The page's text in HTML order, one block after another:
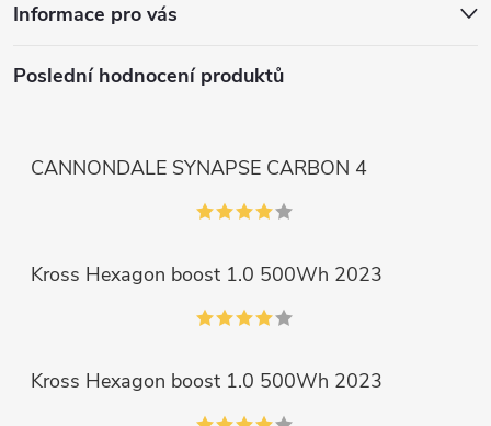
Informace pro vás
Poslední hodnocení produktů
CANNONDALE SYNAPSE CARBON 4
Kross Hexagon boost 1.0 500Wh 2023
Kross Hexagon boost 1.0 500Wh 2023